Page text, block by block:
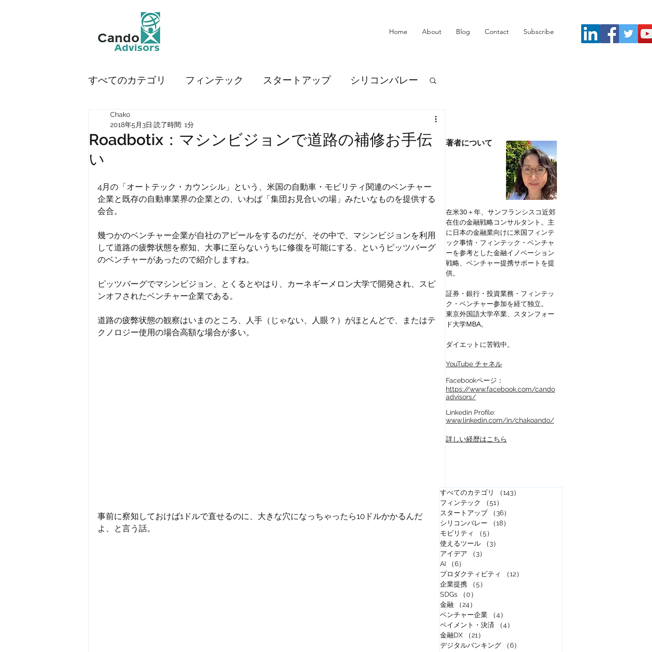
Home About Blog Contact Subscribe
すべてのカテゴリ フィンテック スタートアップ シリコンバレー
モビリティ 使えるツール
ベンチャー企業 ペイメント・決済 金融DX
デジタルバンキング DX M&A Zoom
マーケティング
Roadbotix：マシンビジョンで道路の補修お手伝
い
Chako
2018年5月3日 読了時間: 1分
4月の「オートテック・カウンシル」という、米国の自動車・モビリティ関連のベンチャー
企業と既存の自動車業界の企業との、いわば「集団お見合いの場」みたいなものを提供する
会合。
幾つかのベンチャー企業が自社のアピールをするのだが、その中で、マシンビジョンを利用
して道路の疲弊状態を察知、大事に至らないうちに修復を可能にする、というピッツバーグ
のベンチャーがあったので紹介しますね。
ピッツバーグでマシンビジョン、とくるとやはり、カーネギーメロン大学で開発され、スピ
ンオフされたベンチャー企業である。
道路の疲弊状態の観察はいまのところ、人手（じゃない、人眼？）がほとんどで、またはテ
クノロジー使用の場合高額な場合が多い。
事前に察知しておけば1ドルで直せるのに、大きな穴になっちゃったら10ドルかかるんだ
よ、と言う話。
著者について
在米30＋年、サンフランシスコ近郊
在住の金融戦略コンサルタント。主
に日本の金融業向けに米国フィンテ
ック事情・フィンテック・ベンチャ
ーを参考とした金融イノベーション
戦略、ベンチャー提携サポートを提
供。
証券・銀行・投資業務・フィンテッ
ク・ベンチャー参加を経て独立。
東京外国語大学卒業、スタンフォー
ド大学MBA。
ダイエットに苦戦中。
YouTube チャネル
Facebookページ：
https://www.facebook.com/cando
advisors/
Linkedin Profile:
www.linkedin.com/in/chakoando/
​詳しい経歴はこちら
すべてのカテゴリ （143）
フィンテック
（51）
スタートアップ
（36）
シリコンバレー
（18）
モビリティ
（5）
使えるツール
（3）
アイデア
（3）
AI
（6）
プロダクティビティ
（12）
企業提携
（5）
SDGs
（0）
金融
（24）
ベンチャー企業
（4）
ペイメント・決済
（4）
金融DX
（21）
デジタルバンキング
（6）